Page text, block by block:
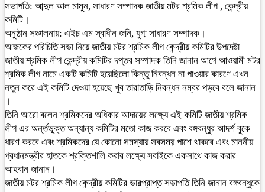
সভাপতি: আব্দুল আল মামুন, সাধারণ সম্পাদক জাতীয় মটর শ্রমিক লীগ , কেন্দ্রীয়
কমিটি।
অনুষ্ঠান সঞ্চালনায়: এইচ এম স্বাধীন জনি, যুগ্ম সাধারণ সম্পাদক।
আজকের পরিচিতি সভা নিয়ে জাতীয় মটর শ্রমিক লীগ কেন্দ্রীয় কমিটির উপদেষ্টা
জাতীয় শ্রমিক লীগ কেন্দ্রীয় কমিটির দপ্তর সম্পাদক তিনি জানান আগে আওয়ামী মটর
শ্রমিক লীগ নামে একটি কমিটি হয়েছিলো কিন্তু নিবন্ধন না পাওয়ার কারণে এখন
নতুন করে এই কমিটি দেওয়া হয়েছে খুব তারাতাড়ি নিবন্ধন নম্বর পড়বে বলে জানান
।
তিনি আরো বলেন শ্রমিকদের অধিকার আদায়ের লক্ষ্যে এই কমিটি জাতীয় শ্রমিক
লীগ এর অর্ন্তভূক্ত অন্যান্য কমিটির মতো কাজ করবে এবং বঙ্গবন্ধুর আদর্শ বুকে
ধারণ করবে এবং শ্রমিকদের যে কোনো সমস্যায় সবসময় পাশে থাকবে এবং মাননীয়
প্রধানমন্ত্রীর হাতকে শ্রক্তিশালি করার লক্ষ্যে সবাইকে একসাথে কাজ করার
আহবান জানান।
জাতীয় মটর শ্রমিক লীগ কেন্দ্রীয় কমিটির ভারপ্রাপ্ত সভাপতি তিনি জানান বঙ্গবন্ধুকে